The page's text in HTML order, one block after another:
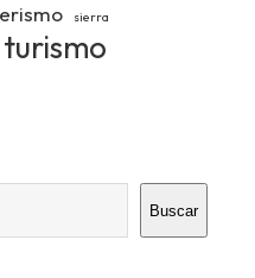
sierra
turismo
Buscar